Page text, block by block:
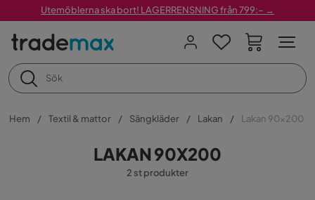
Utemöblerna ska bort! LAGERRENSNING från 799:– →
Hem Textil & mattor Sängkläder Lakan Lakan 90x200
LAKAN 90X200
2 st produkter